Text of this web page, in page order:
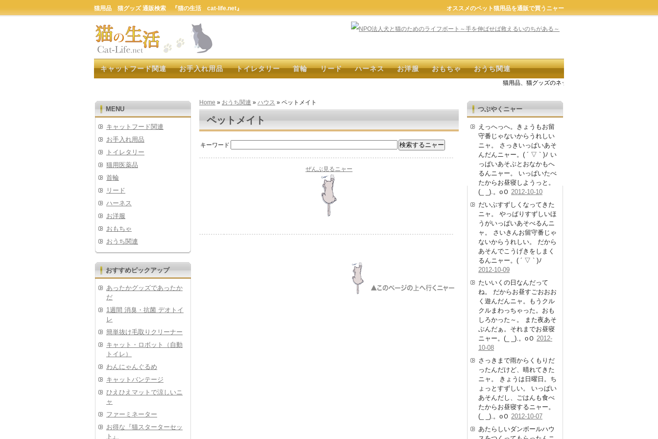
猫用品 猫グッズ 通販検索 『猫の生活 cat-life.net』 オススメのペット猫用品を通販で買うニャー
キャットフード関連 お手入れ用品 トイレタリー 首輪 リード ハーネス お洋服 おもちゃ おうち関連
猫用品、猫グッズのネット通販商品が探せるよ。キーワ
Home » おうち関連 » ハウス » ペットメイト
ペットメイト
キーワード
ぜんぶ見るニャー
つぶやくニャー
えっへっへ。きょうもお留
守番じゃないからうれしい
ニャ。 さっきいっぱいあそ
んだんニャー。( ´ ▽ ` )ﾉ い
っぱいあそぶとおなかもへ
るんニャー。 いっぱいたべ
たからお昼寝しようっと。
(_ _).。oＯ 2012-10-10
だいぶすずしくなってきた
ニャ。 やっぱりすずしいほ
うがいっぱいあそべるんニ
ャ。 さいきんお留守番じゃ
ないからうれしい。 だから
あそんでこうげきをしまく
るんニャー。( ´ ▽ ` )ﾉ
2012-10-09
たいいくの日なんだって
ね。 だからお昼すごおおお
く遊んだんニャ。もうクル
クルまわっちゃった。おも
しろかった～。 また夜あそ
ぶんだぁ。それまでお昼寝
ニャー。(_ _).。oＯ 2012-
10-08
さっきまで雨からくもりだ
ったんだけど、晴れてきた
ニャ。 きょうは日曜日。ち
ょっとすずしい。 いっぱい
あそんだし、ごはんも食べ
たからお昼寝するニャー。
(_ _).。oＯ 2012-10-07
あたらしいダンボールハウ
MENU
キャットフード関連
お手入れ用品
トイレタリー
猫用医薬品
首輪
リード
ハーネス
お洋服
おもちゃ
おうち関連
おすすめピックアップ
あったかグッズであったか
だ
1週間 消臭・抗菌 デオトイ
レ
簡単抜け毛取りクリーナー
キャット・ロボット（自動
トイレ）
わんにゃんぐるめ
キャットバンテージ
ひえひえマットで涼しいニ
ャ
ファーミネーター
お得な『猫スターターセッ
ト』